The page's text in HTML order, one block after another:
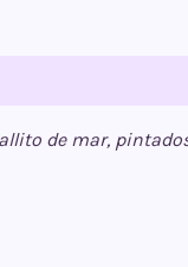
de mar,